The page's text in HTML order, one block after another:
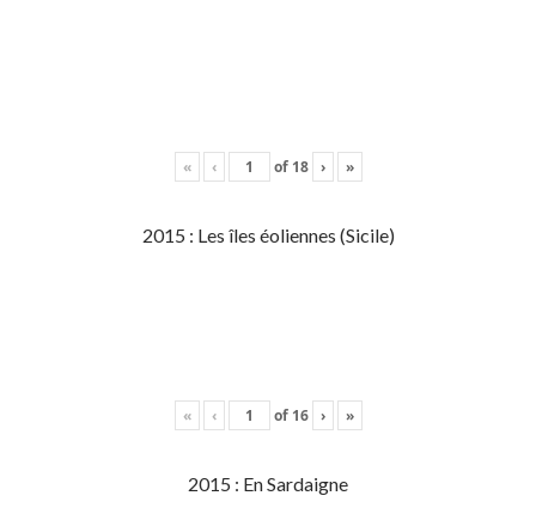
« ‹ of 18 › »
2015 : Les îles éoliennes (Sicile)
« ‹ of 16 › »
2015 : En Sardaigne